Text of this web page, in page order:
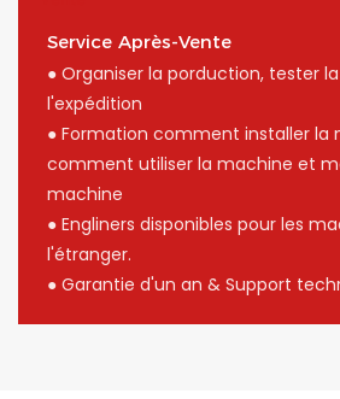
Service Après-Vente
● Organiser la porduction, tester
l'expédition
● Formation comment installer la
comment utiliser la machine et
machine
● Engliners disponibles pour les
l'étranger.
● Garantie d'un an & Support